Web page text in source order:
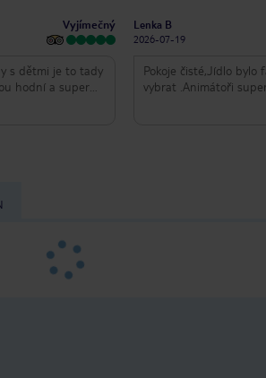
Vyjímečný
s dětmi je to tady
hodní a super
Lenka B
2026-07-19
Pokoje čisté,Jídlo bylo
vybrat .Animátoři